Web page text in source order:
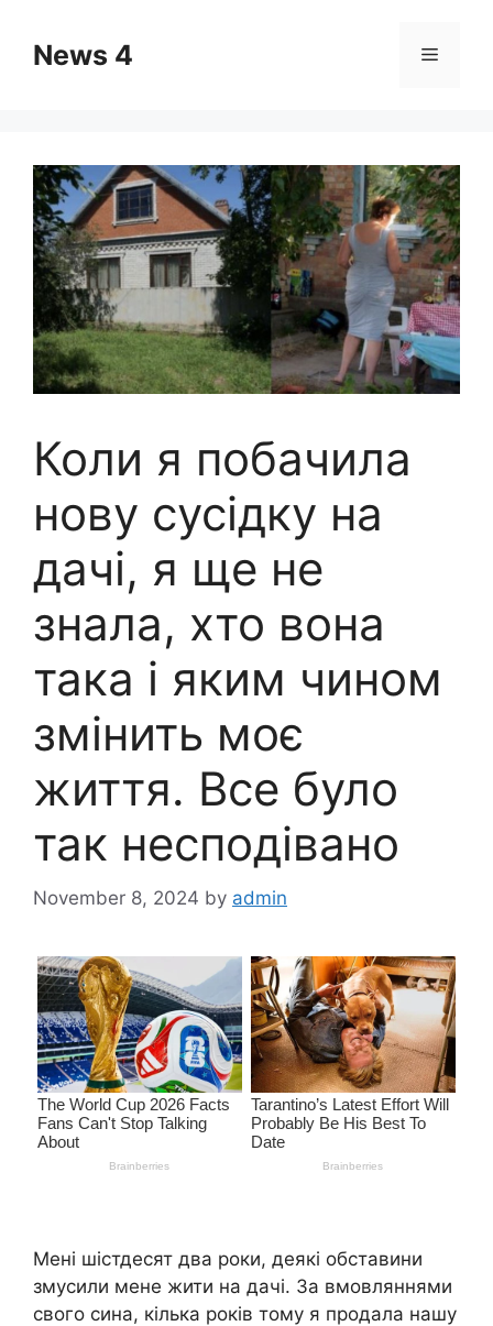
contentNews 4 Menu
Коли я побачила
нову сусідку на
дачі, я ще не
знала, хто вона
така і яким чином
змінить моє
життя. Все було
так несподівано
November 8, 2024 by admin
Мені шістдесят два роки, деякі обставини
змусили мене жити на дачі. За вмовляннями
свого сина, кілька років тому я продала нашу